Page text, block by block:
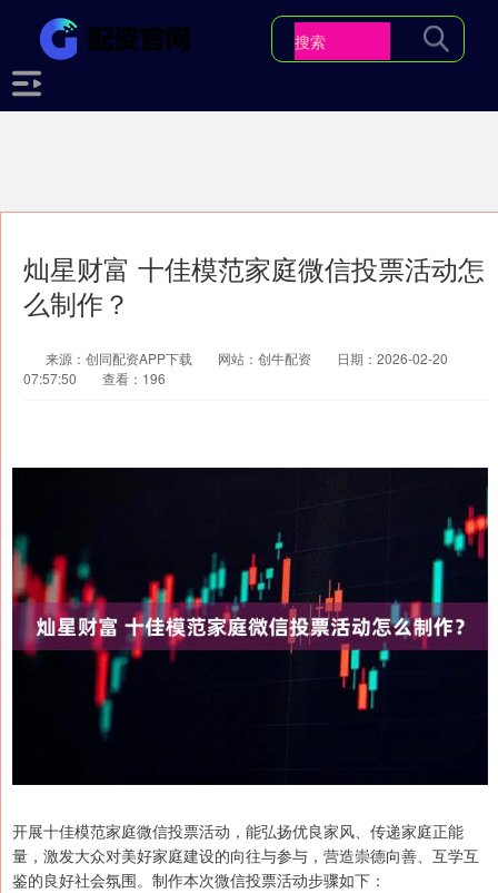
灿星财富 十佳模范家庭微信投票活动怎
么制作？
来源：创同配资APP下载 网站：创牛配资
日期：2026-02-20
07:57:50
查看：196
开展十佳模范家庭微信投票活动，能弘扬优良家风、传递家庭正能
量，激发大众对美好家庭建设的向往与参与，营造崇德向善、互学互
鉴的良好社会氛围。制作本次微信投票活动步骤如下：